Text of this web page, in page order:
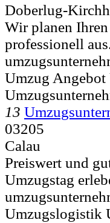
Doberlug-
Wir planen
professionell
Umzug
13
03205
Calau
Preiswert und
Umzugstag
Umzugslogistik